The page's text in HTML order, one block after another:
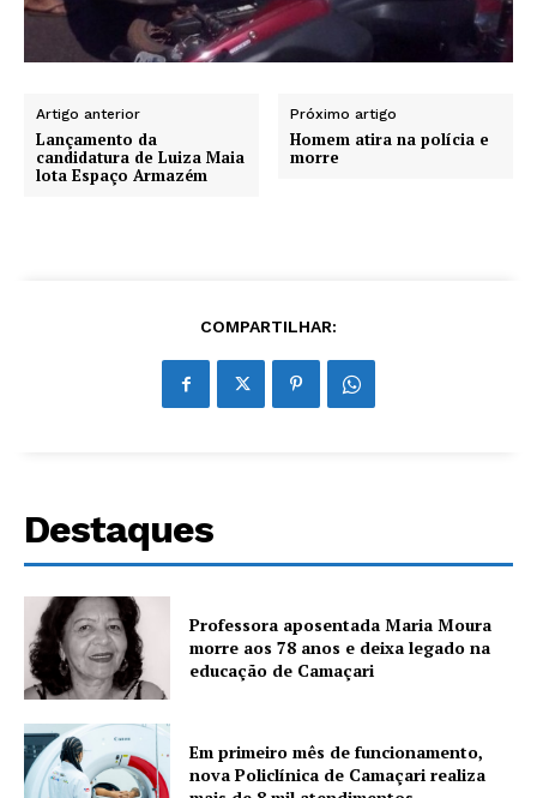
Artigo anterior
Lançamento da
candidatura de Luiza Maia
lota Espaço Armazém
Próximo artigo
Homem atira na polícia e
morre
COMPARTILHAR:
Destaques
Professora aposentada Maria Moura
morre aos 78 anos e deixa legado na
educação de Camaçari
Em primeiro mês de funcionamento,
nova Policlínica de Camaçari realiza